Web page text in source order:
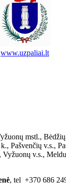
www.uzpaliai.lt
mstl.,
Pašvenčių v.s.,
v.s.,
, tel +370 686